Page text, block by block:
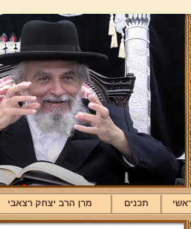
תכנים מרן הרב יצחק רצאבי